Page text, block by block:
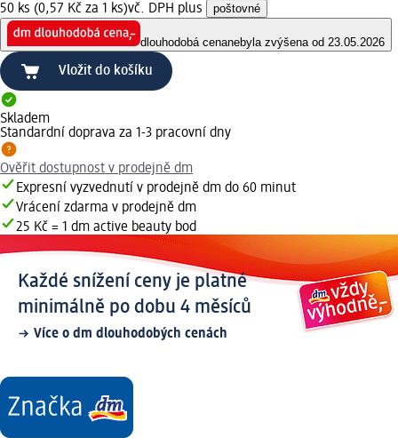
50 ks (0,57 Kč za 1 ks)vč. DPH plus poštovné
dlouhodobá cenanebyla zvýšena od 23.05.2026
Vložit do košíku
Skladem
Standardní doprava za 1-3 pracovní dny
Ověřit dostupnost v prodejně dm
Expresní vyzvednutí v prodejně dm do 60 minut
Vrácení zdarma v prodejně dm
25 Kč = 1 dm active beauty bod
Každé snížení ceny je platné
minimálně po dobu 4 měsíců
Více o dm dlouhodobých cenách